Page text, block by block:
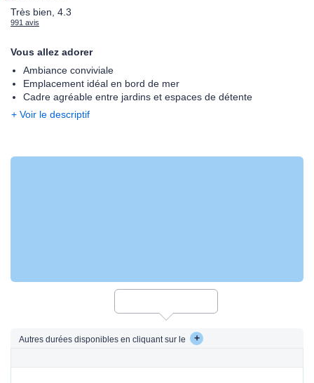
Très bien, 4.3
991 avis
Vous allez adorer
Ambiance conviviale
Emplacement idéal en bord de mer
Cadre agréable entre jardins et espaces de détente
+ Voir le descriptif
Autres durées disponibles en cliquant sur le +